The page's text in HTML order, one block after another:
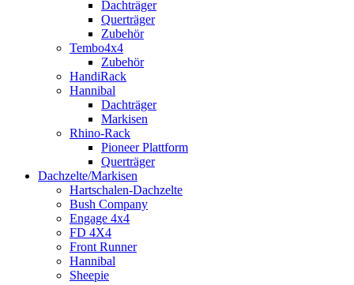
Dachträger
Querträger
Zubehör
Tembo4x4
Zubehör
HandiRack
Hannibal
Dachträger
Markisen
Rhino-Rack
Pioneer Plattform
Querträger
Dachzelte/Markisen
Hartschalen-Dachzelte
Bush Company
Engage 4x4
FD 4X4
Front Runner
Hannibal
Sheepie